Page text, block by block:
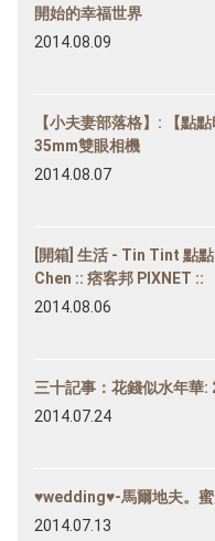
開始的幸福世界
2014.08.09
【小夫妻部落格】: 【點
35mm雙眼相機
2014.08.07
[開箱] 生活 - Tin Tint 點
Chen :: 痞客邦 PIXNET ::
2014.08.06
三十記事：花錢似水年華
2014.07.24
♥wedding♥-馬爾地夫。
2014.07.13